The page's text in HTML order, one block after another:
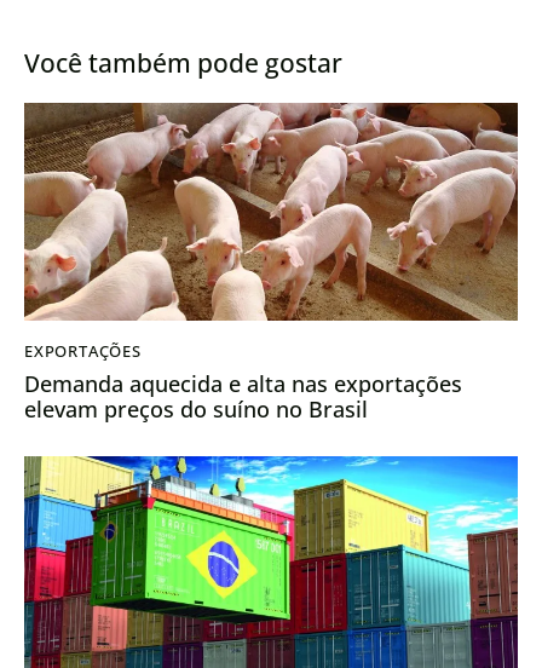
Você também pode gostar
EXPORTAÇÕES
Demanda aquecida e alta nas exportações
elevam preços do suíno no Brasil